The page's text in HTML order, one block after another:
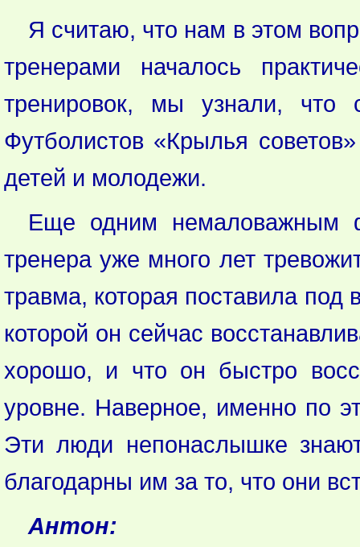
Я считаю, что нам в этом
тренерами началось
тренировок, мы узнали, что
Футболистов «Крылья
детей и молодежи.
Еще одним немаловажным
тренера уже много лет
травма, которая поставила
которой он сейчас
хорошо, и что он быстро
уровне. Наверное, именно по
Эти люди непонаслышке
благодарны им за то, что они
Антон: